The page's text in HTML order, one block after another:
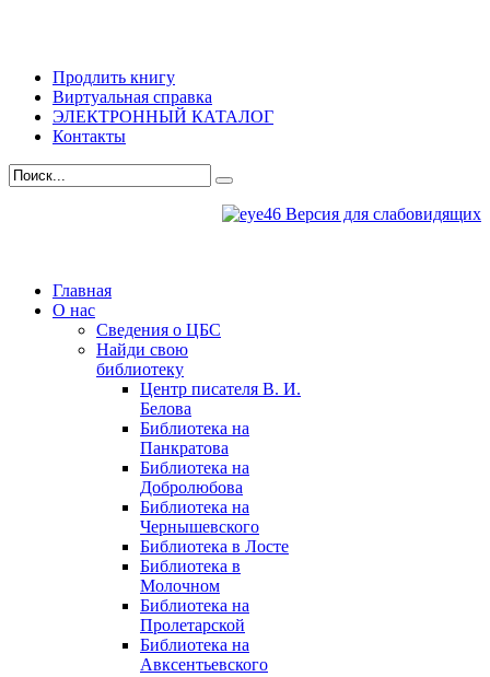
Продлить книгу
Виртуальная справка
ЭЛЕКТРОННЫЙ КАТАЛОГ
Контакты
Версия для слабовидящих
Главная
О нас
Сведения о ЦБС
Найди свою
библиотеку
Центр писателя В. И.
Белова
Библиотека на
Панкратова
Библиотека на
Добролюбова
Библиотека на
Чернышевского
Библиотека в Лосте
Библиотека в
Молочном
Библиотека на
Пролетарской
Библиотека на
Авксентьевского